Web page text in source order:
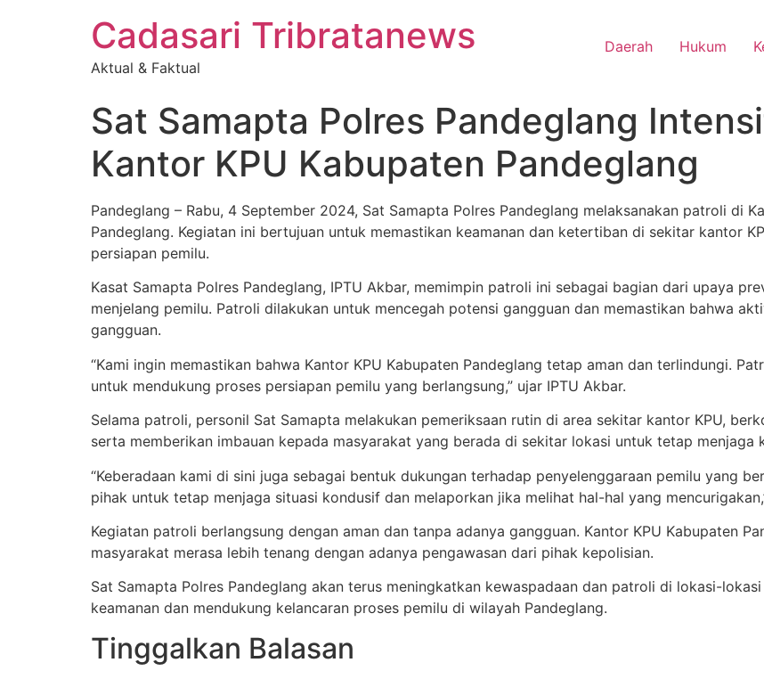
Cadasari Tribratanews
Aktual & Faktual
Daerah Hukum
Sat Samapta Polres Pandeglang
Kantor KPU Kabupaten Pandeglang
Pandeglang – Rabu, 4 September 2024, Sat Samapta Polres Pandeglang melaksanakan patroli di
Pandeglang. Kegiatan ini bertujuan untuk memastikan keamanan dan ketertiban di sekitar kantor
persiapan pemilu.
Kasat Samapta Polres Pandeglang, IPTU Akbar, memimpin patroli ini sebagai bagian dari upaya
menjelang pemilu. Patroli dilakukan untuk mencegah potensi gangguan dan memastikan bahwa
gangguan.
“Kami ingin memastikan bahwa Kantor KPU Kabupaten Pandeglang tetap aman dan terlindungi.
untuk mendukung proses persiapan pemilu yang berlangsung,” ujar IPTU Akbar.
Selama patroli, personil Sat Samapta melakukan pemeriksaan rutin di area sekitar kantor KPU,
serta memberikan imbauan kepada masyarakat yang berada di sekitar lokasi untuk tetap menjaga
“Keberadaan kami di sini juga sebagai bentuk dukungan terhadap penyelenggaraan pemilu yang
pihak untuk tetap menjaga situasi kondusif dan melaporkan jika melihat hal-hal yang
Kegiatan patroli berlangsung dengan aman dan tanpa adanya gangguan. Kantor KPU Kabupaten
masyarakat merasa lebih tenang dengan adanya pengawasan dari pihak kepolisian.
Sat Samapta Polres Pandeglang akan terus meningkatkan kewaspadaan dan patroli di lokasi-
keamanan dan mendukung kelancaran proses pemilu di wilayah Pandeglang.
Tinggalkan Balasan